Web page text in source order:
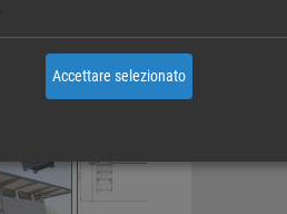
Accettare selezionato